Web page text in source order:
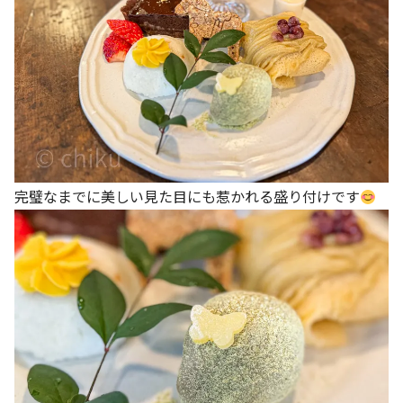
完璧なまでに美しい見た目にも惹かれる盛り付けです